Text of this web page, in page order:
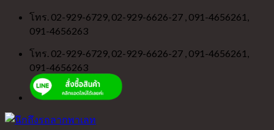
Skip
content
โทร. 02-929-6729, 02-929-6626-27 , 091-4656261,
091-4656263
โทร. 02-929-6729, 02-929-6626-27 , 091-4656261,
091-4656263